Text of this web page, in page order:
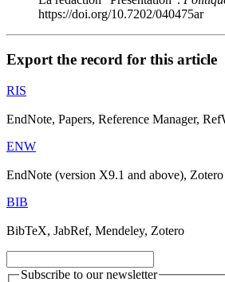
https://doi.org/10.7202/040475ar
Export the record for this article
RIS
EndNote, Papers, Reference Manager,
ENW
EndNote (version X9.1 and above), Zotero
BIB
BibTeX, JabRef, Mendeley, Zotero
Subscribe to our newsletter